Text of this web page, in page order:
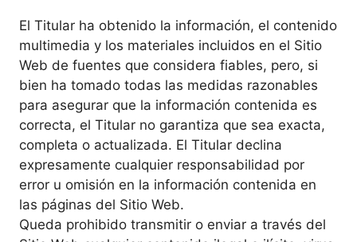
El Titular ha obtenido la información, el contenido
multimedia y los materiales incluidos en el Sitio
Web de fuentes que considera fiables, pero, si
bien ha tomado todas las medidas razonables
para asegurar que la información contenida es
correcta, el Titular no garantiza que sea exacta,
completa o actualizada. El Titular declina
expresamente cualquier responsabilidad por
error u omisión en la información contenida en
las páginas del Sitio Web.
Queda prohibido transmitir o enviar a través del